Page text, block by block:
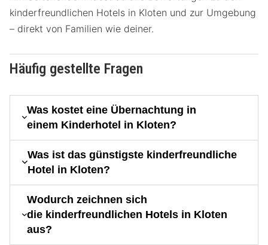
kinderfreundlichen Hotels in Kloten und zur Umgebung
– direkt von Familien wie deiner.
Häufig gestellte Fragen
Was kostet eine Übernachtung in
einem Kinderhotel in Kloten?
Was ist das günstigste kinderfreundliche
Hotel in Kloten?
Wodurch zeichnen sich
die kinderfreundlichen Hotels in Kloten
aus?